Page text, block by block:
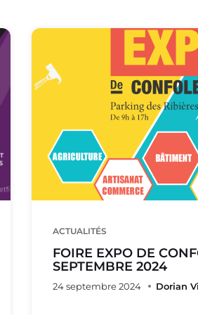
Affiche
expo
ACTUALITÉS
FOIRE EXPO DE
SEPTEMBRE 2024
24 septembre 2024 Dorian